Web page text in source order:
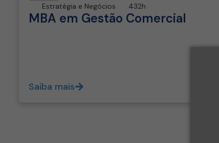
Estratégia e Negócios 432h
MBA em Gestão Comercial
Saiba mais